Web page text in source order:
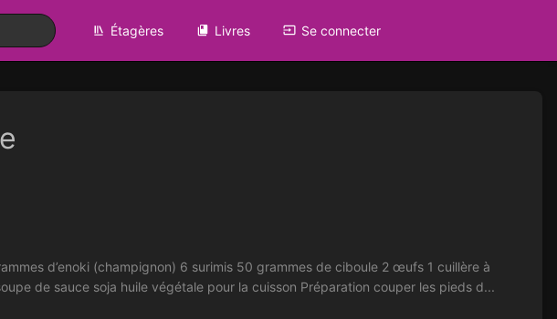
Étagères Livres Se connecter
d’enoki (champignon) 6 surimis 50 grammes de ciboule 2 œufs 1 cuillère à
de sauce soja huile végétale pour la cuisson Préparation couper les pieds d...